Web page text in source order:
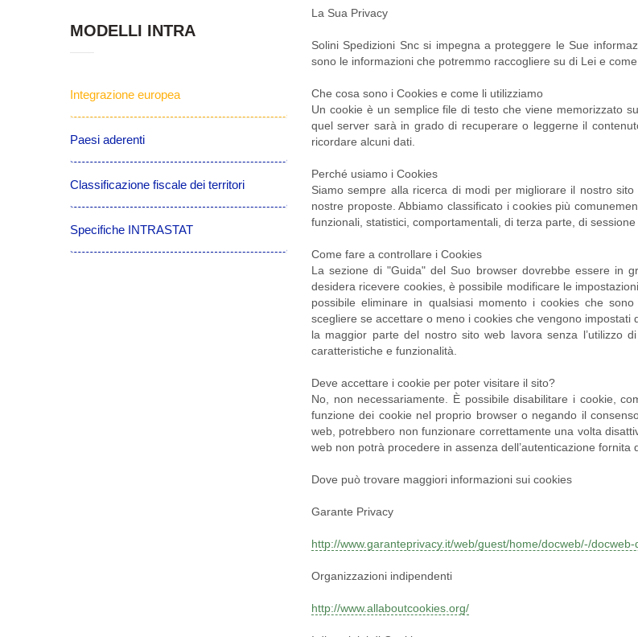
MODELLI INTRA
Integrazione europea
Paesi aderenti
Classificazione fiscale dei territori
Specifiche INTRASTAT
La Sua Privacy
Solini Spedizioni Snc si impegna a proteggere le Sue
sono le informazioni che potremmo raccogliere su di Lei e come
Che cosa sono i Cookies e come li utilizziamo
Un cookie è un semplice file di testo che viene memorizzato
quel server sarà in grado di recuperare o leggerne il
ricordare alcuni dati.
Perché usiamo i Cookies
Siamo sempre alla ricerca di modi per migliorare il nostro
nostre proposte. Abbiamo classificato i cookies più
funzionali, statistici, comportamentali, di terza parte, di
Come fare a controllare i Cookies
La sezione di "Guida" del Suo browser dovrebbe essere in
desidera ricevere cookies, è possibile modificare le
possibile eliminare in qualsiasi momento i cookies che
scegliere se accettare o meno i cookies che vengono
la maggior parte del nostro sito web lavora senza l’utilizzo
caratteristiche e funzionalità.
Deve accettare i cookie per poter visitare il sito?
No, non necessariamente. È possibile disabilitare i cookie,
funzione dei cookie nel proprio browser o negando il
web, potrebbero non funzionare correttamente una volta
web non potrà procedere in assenza dell’autenticazione fornita
Dove può trovare maggiori informazioni sui cookies
Garante Privacy
http://www.garanteprivacy.it/web/guest/home/docweb/-/
Organizzazioni indipendenti
http://www.allaboutcookies.org/